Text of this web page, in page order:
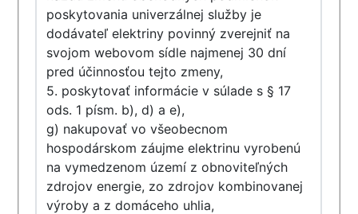
poskytovania univerzálnej služby je
dodávateľ elektriny povinný zverejniť na
svojom webovom sídle najmenej 30 dní
pred účinnosťou tejto zmeny,
5. poskytovať informácie v súlade s § 17
ods. 1 písm. b), d) a e),
g) nakupovať vo všeobecnom
hospodárskom záujme elektrinu vyrobenú
na vymedzenom území z obnoviteľných
zdrojov energie, zo zdrojov kombinovanej
výroby a z domáceho uhlia,